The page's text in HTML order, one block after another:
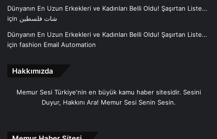
Dünyanın En Uzun Erkekleri ve Kadınları Belli Oldu! Şaşırtan Liste…
için شات فلسطين
Dünyanın En Uzun Erkekleri ve Kadınları Belli Oldu! Şaşırtan Liste…
için fashion Email Automation
Hakkımızda
Memur Sesi Türkiye'nin en büyük kamu haber sitesidir. Sesini
Duyur, Hakkını Ara! Memur Sesi Senin Sesin.